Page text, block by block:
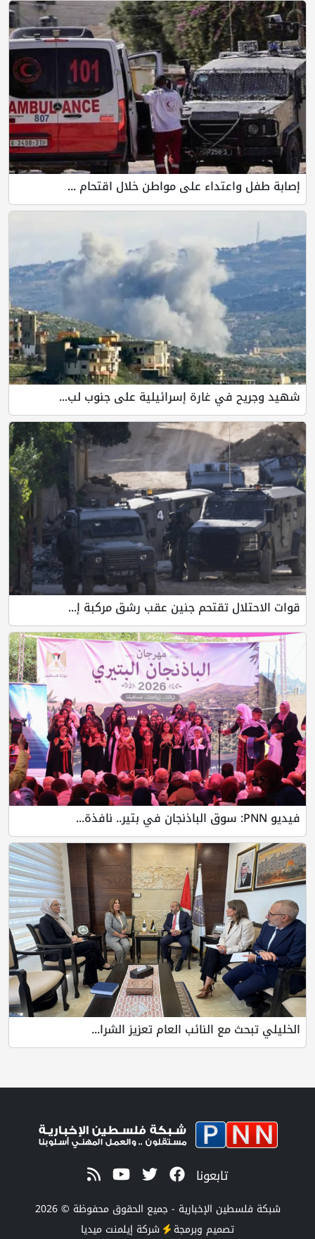
إصابة طفل واعتداء على مواطن خلال اقتحام ...
شهيد وجريح في غارة إسرائيلية على جنوب لب...
قوات الاحتلال تقتحم جنين عقب رشق مركبة إ...
فيديو PNN: سوق الباذنجان في بتير.. نافذة...
الخليلي تبحث مع النائب العام تعزيز الشرا...
تابعونا
شبكة فلسطين الإخبارية - جميع الحقوق محفوظة © 2026
تصميم وبرمجة شركة إيلمنت ميديا